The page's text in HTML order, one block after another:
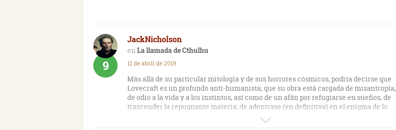
JackNicholson
La llamada de Cthulhu
9 11 de abril de 2019
Más allá de su particular mitología y de sus horrores cósmicos, podría decirse que
Lovecraft es un profundo anti-humanista, que su obra está cargada de misantropía,
de odio a la vida y a los instintos, así como de un afán por refugiarse en sueños, de
trascender la repugnante materia, de adentrase (en definitiva) en el enigma de lo
desconocido. Algo así podemos encontrar en "Más allá del muro del sueño", un relato
de ciencia-ficción en toda regla, en torno a un lejano mundo onírico y cósmico que